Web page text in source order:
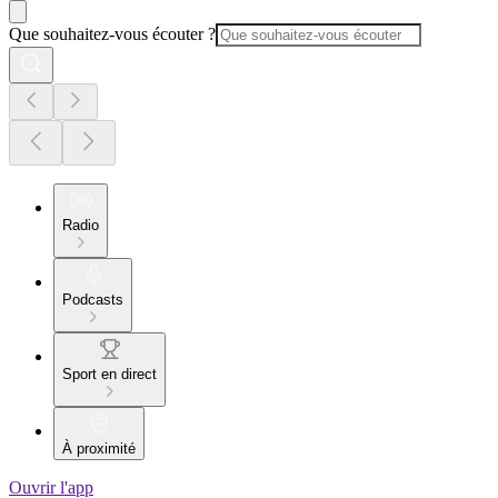
Que souhaitez-vous écouter ?
Radio
Podcasts
Sport en direct
À proximité
Ouvrir l'app